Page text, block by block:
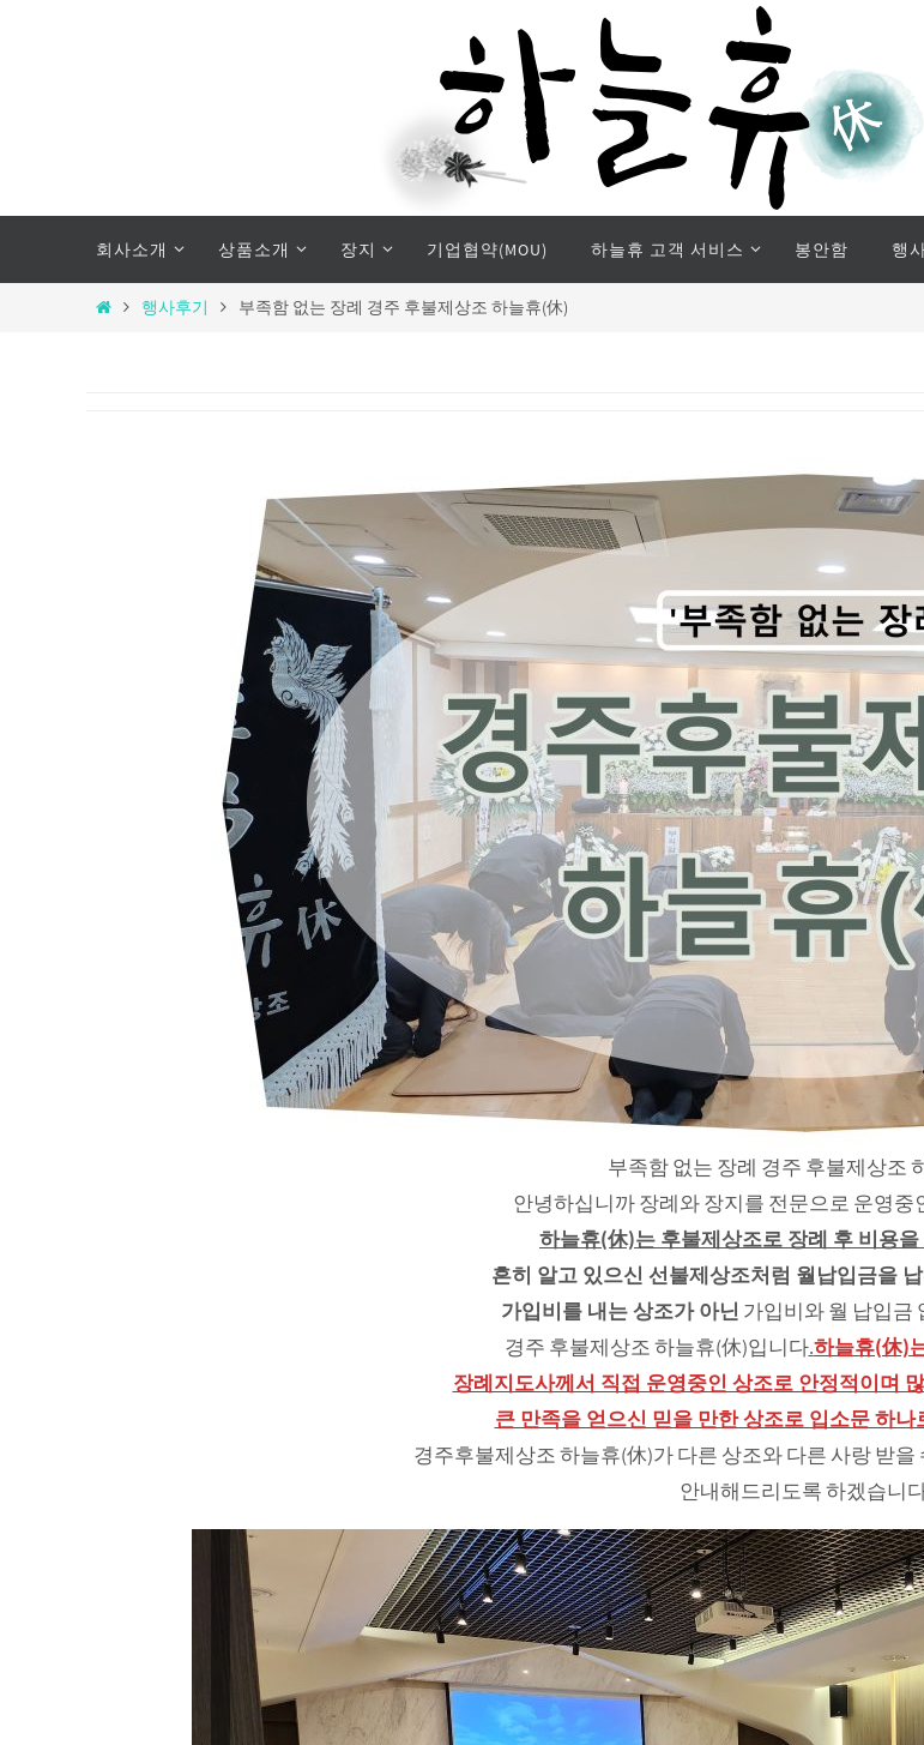
content
회사소개 상품소개 장지 기업협약(MOU) 하늘휴 고객 서비스 봉안함 행
Home행사후기 부족함 없는 장례 경주 후불제상조 하늘휴(休)
부족함 없는 장례 경주 후불제상조
안녕하십니까 장례와 장지를 전문으로 운영중
하늘휴(休)는 후불제상조로 장례 후 비용
흔히 알고 있으신 선불제상조처럼 월납입금을
가입비를 내는 상조가 아닌 가입비와 월 납입금
경주 후불제상조 하늘휴(休)입니다.하늘휴(休)
장례지도사께서 직접 운영중인 상조로 안정적이며
큰 만족을 얻으신 믿을 만한 상조로 입소문 하나
경주후불제상조 하늘휴(休)가 다른 상조와 다른 사랑 받
안내해드리도록 하겠습니